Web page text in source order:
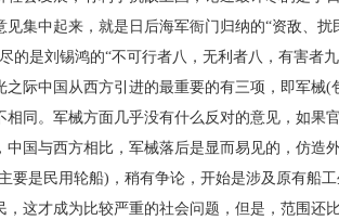
见集中起来，就是日后海军衙门归纳的“资敌、
的是刘锡鸿的“不可行者八，无利者八，有害者
之际中国从西方引进的最重要的有三项，即军械(
相同。军械方面几乎没有什么反对的意见，如果
中国与西方相比，军械落后是显而易见的，仿造
主要是民用轮船) ，稍有争论，开始是涉及原有船
，这才成为比较严重的社会问题，但是，范围还